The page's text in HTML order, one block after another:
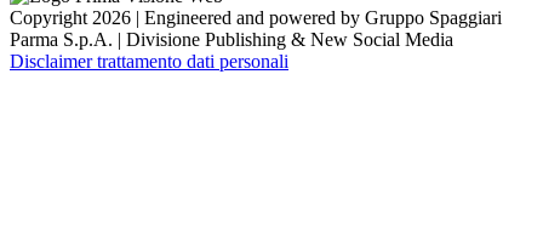
Copyright 2026 | Engineered and powered by Gruppo Spaggiari
Parma S.p.A. | Divisione Publishing & New Social Media
Disclaimer trattamento dati personali